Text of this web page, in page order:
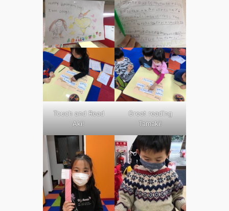
Touch and Read
Aki!
Great reading
Tamaki!